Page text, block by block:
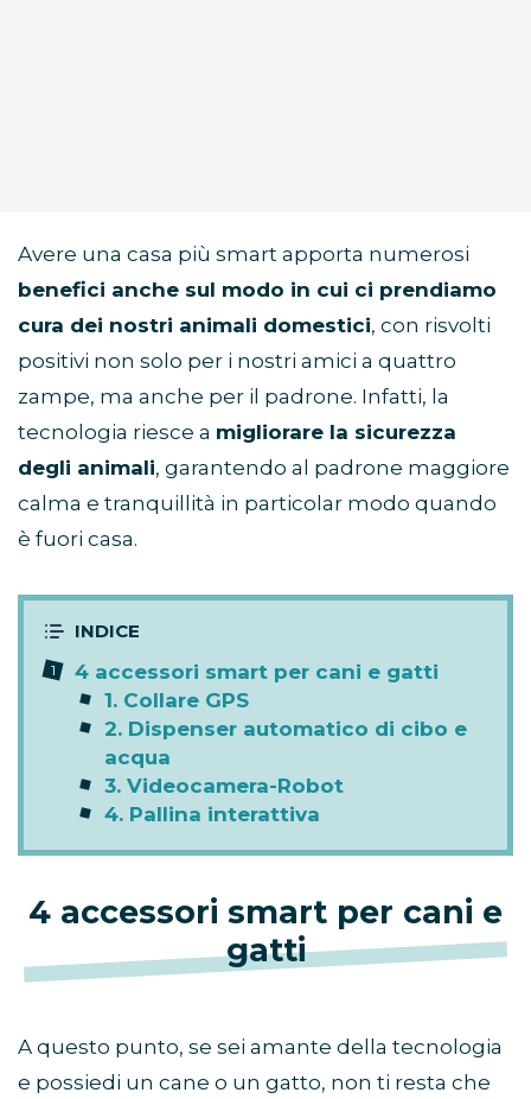
Avere una casa più smart apporta numerosi
benefici anche sul modo in cui ci prendiamo
cura dei nostri animali domestici, con risvolti
positivi non solo per i nostri amici a quattro
zampe, ma anche per il padrone. Infatti, la
tecnologia riesce a migliorare la sicurezza
degli animali, garantendo al padrone maggiore
calma e tranquillità in particolar modo quando
è fuori casa.
4 accessori smart per cani e gatti
1. Collare GPS
2. Dispenser automatico di cibo e
acqua
3. Videocamera-Robot
4. Pallina interattiva
4 accessori smart per cani e
gatti
A questo punto, se sei amante della tecnologia
e possiedi un cane o un gatto, non ti resta che